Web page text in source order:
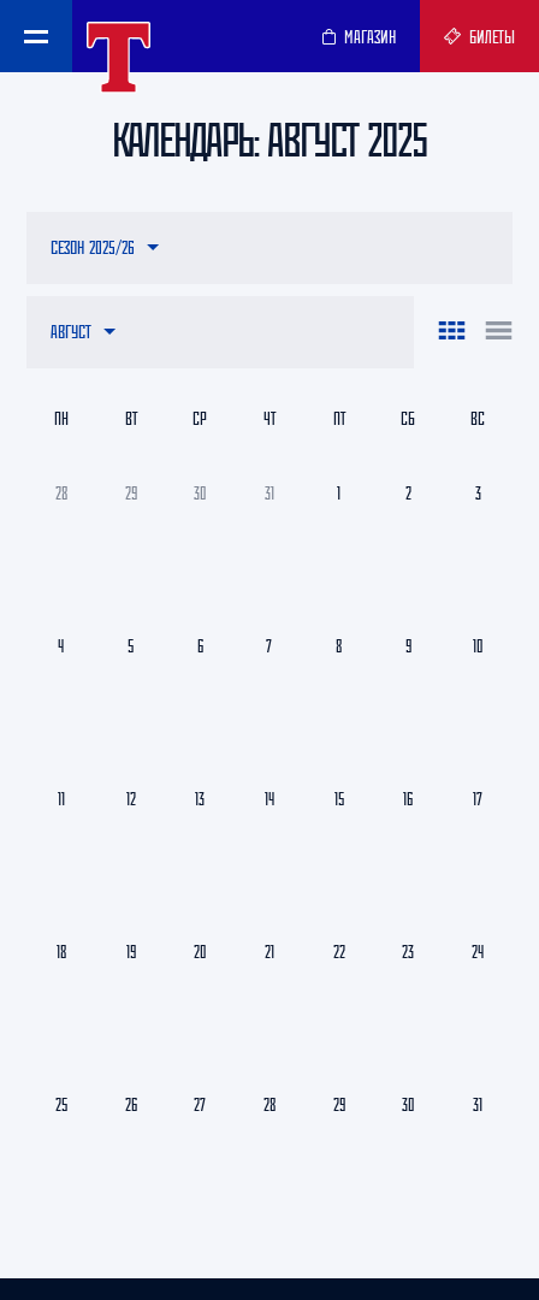
МАГАЗИН БИЛЕТЫ
КАЛЕНДАРЬ: АВГУСТ 2025
АВГУСТ
СЕЗОН 2025/26
28 29 30 31 1 2 3
4 5 6 7 8 9 10
11 12 13 14 15 16 17
18 19 20 21 22 23 24
25 26 27 28 29 30 31
ПН ВТ СР ЧТ ПТ СБ ВС